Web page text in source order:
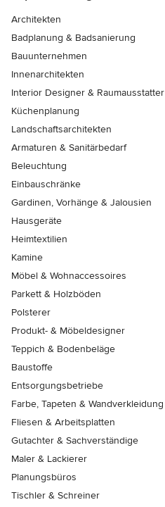
Architekten
Badplanung & Badsanierung
Bauunternehmen
Innenarchitekten
Interior Designer & Raumausstatter
Küchenplanung
Landschaftsarchitekten
Armaturen & Sanitärbedarf
Beleuchtung
Einbauschränke
Gardinen, Vorhänge & Jalousien
Hausgeräte
Heimtextilien
Kamine
Möbel & Wohnaccessoires
Parkett & Holzböden
Polsterer
Produkt- & Möbeldesigner
Teppich & Bodenbeläge
Baustoffe
Entsorgungsbetriebe
Farbe, Tapeten & Wandverkleidung
Fliesen & Arbeitsplatten
Gutachter & Sachverständige
Maler & Lackierer
Planungsbüros
Tischler & Schreiner